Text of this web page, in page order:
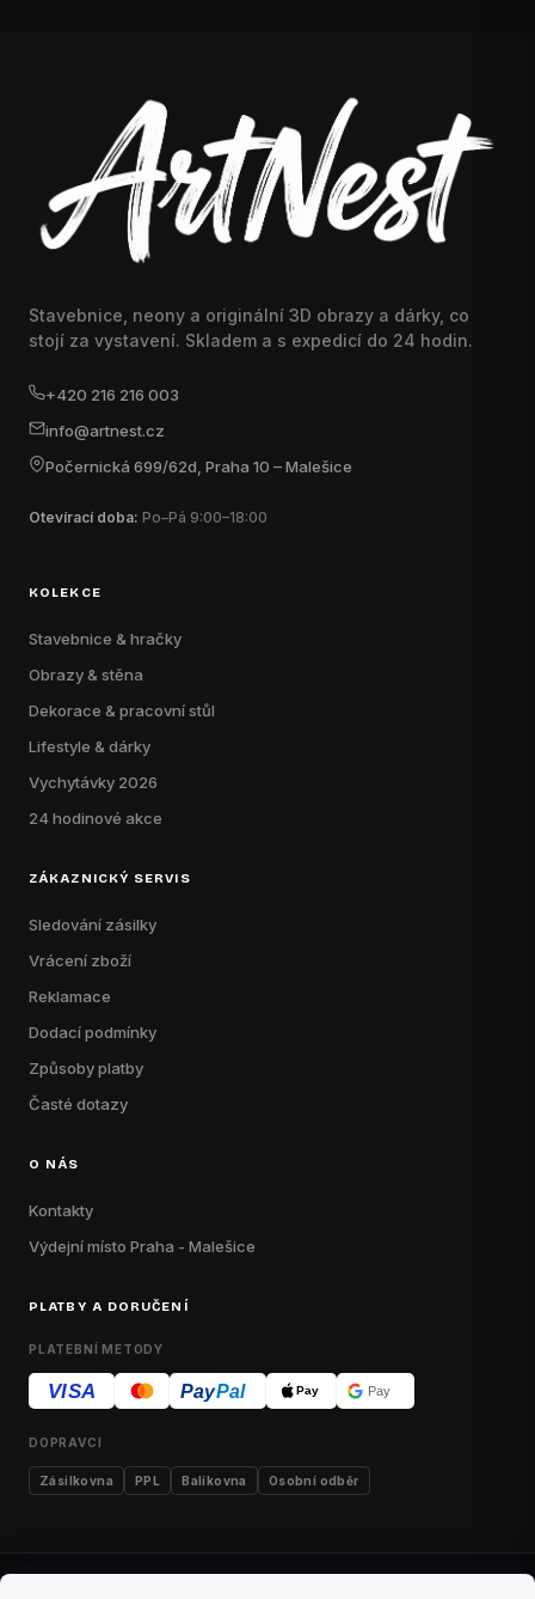
Stavebnice, neony a originální 3D obrazy a dárky, co
stojí za vystavení. Skladem a s expedicí do 24 hodin.
+420 216 216 003
info@artnest.cz
Počernická 699/62d, Praha 10 – Malešice
Otevírací doba: Po–Pá 9:00–18:00
KOLEKCE
Stavebnice & hračky
Obrazy & stěna
Dekorace & pracovní stůl
Lifestyle & dárky
Vychytávky 2026
24 hodinové akce
ZÁKAZNICKÝ SERVIS
Sledování zásilky
Vrácení zboží
Reklamace
Dodací podmínky
Způsoby platby
Časté dotazy
O NÁS
Kontakty
Výdejní místo Praha - Malešice
PLATBY A DORUČENÍ
PLATEBNÍ METODY
VISA PayPal Pay Pay
DOPRAVCI
Zásilkovna PPL Balíkovna Osobní odběr